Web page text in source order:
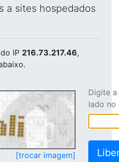
a sites hospedados
do IP 216.73.217.46,
[trocar imagem]
Digite
lado no